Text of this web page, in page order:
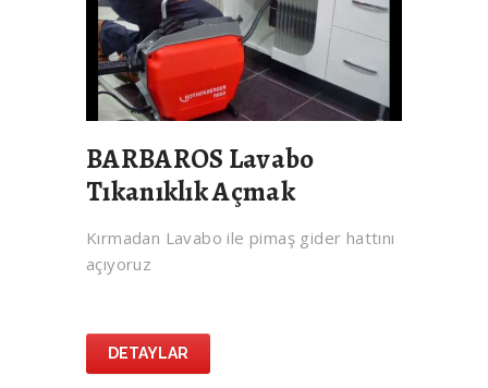
BARBAROS Lavabo
Tıkanıklık Açmak
Kırmadan Lavabo ile pimaş gider hattını
açıyoruz
DETAYLAR